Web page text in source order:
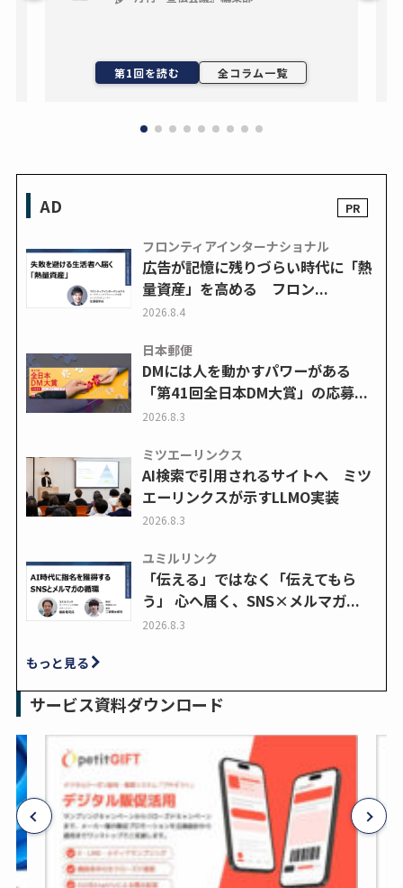
第1回を読む 全コラム一覧
AD
フロンティアインターナショナル
広告が記憶に残りづらい時代に「熱
量資産」を高める フロン...
2026.8.4
日本郵便
DMには人を動かすパワーがある
「第41回全日本DM大賞」の応募...
2026.8.3
ミツエーリンクス
AI検索で引用されるサイトへ ミツ
エーリンクスが示すLLMO実装
2026.8.3
ユミルリンク
「伝える」ではなく「伝えてもら
う」 心へ届く、SNS×メルマガ...
2026.8.3
もっと見る
サービス資料ダウンロード